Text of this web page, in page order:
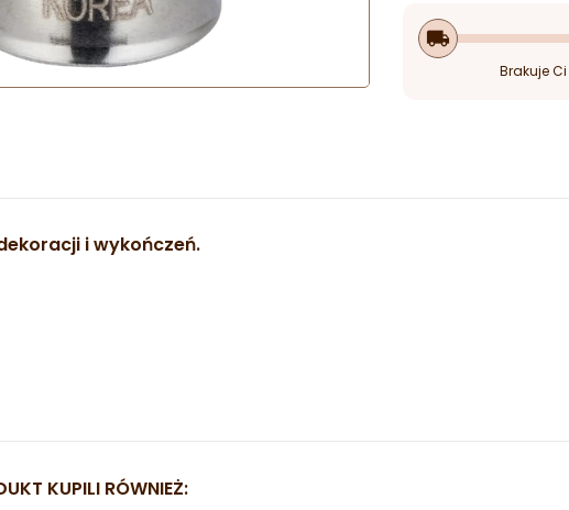
local_shipping
Brakuje Ci
i wykończeń.
KUPILI RÓWNIEŻ: